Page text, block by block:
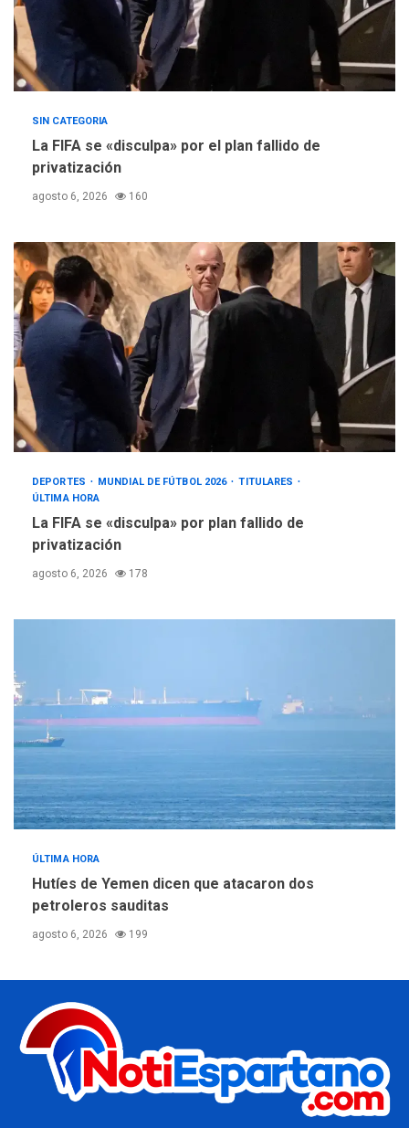
SIN CATEGORIA
La FIFA se «disculpa» por el plan fallido de
privatización
agosto 6, 2026 160
DEPORTES MUNDIAL DE FÚTBOL 2026
TITULARES
ÚLTIMA HORA
La FIFA se «disculpa» por plan fallido de
privatización
agosto 6, 2026 178
ÚLTIMA HORA
Hutíes de Yemen dicen que atacaron dos
petroleros sauditas
agosto 6, 2026 199